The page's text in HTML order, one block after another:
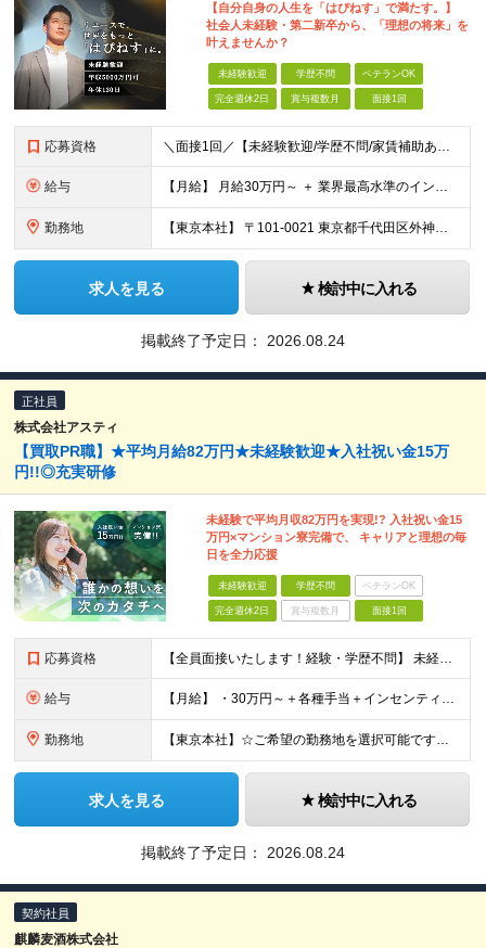
【自分自身の人生を「はぴねす」で満たす。】
社会人未経験・第二新卒から、「理想の将来」を
叶えませんか？
未経験歓迎 学歴不問 ベテランOK
完全週休2日 賞与複数月 面接1回
応募資格 ＼面接1回／【未経験歓迎/学歴不問/家賃補助あり】 社会人デビューや、ここからのキャリアアップを実現したい方 人柄を重視した採用を行っています。 書類選考は厳格ではなく、面接は基本1回！ スピーディ
給与 【月給】 月給30万円～ ＋ 業界最高水準のインセンティブ ＋ 各種手当 「稼がせたい」という会社の想いから、還元率は粗利の10～28％に設定。 頑張りがそのまま月収に直結する、嘘のない給与体系です
勤務地 【東京本社】 〒101-0021 東京都千代田区外神田5-2-3 ┗最寄駅：御徒町駅／秋葉原駅 ┗受動喫煙対策：屋内禁煙 ■その他：神奈川県、埼玉県、千葉県や全国への出張もあり ※転居を伴う転勤は
求人を見る 検討中に入れる
掲載終了予定日： 2026.08.24
正社員
株式会社アスティ
【買取PR職】★平均月給82万円★未経験歓迎★入社祝い金15万
円!!◎充実研修
未経験で平均月収82万円を実現!? 入社祝い金15
万円×マンション寮完備で、 キャリアと理想の毎
日を全力応援
未経験歓迎 学歴不問 ベテランOK
完全週休2日 賞与複数月 面接1回
応募資格 【全員面接いたします！経験・学歴不問】 未経験から稼ぎたい人＜第二新卒・社会人デビュー歓迎＞ ☆職種・業種未経験歓迎！未経験から稼げる環境です。 ◇人柄・意欲重視の選考！◇ 面接はお互いのことを知
給与 【月給】 ・30万円～＋各種手当＋インセンティブ ・試用期間(6ヶ月) ※固定残業代は、時間外労働の有無に関わらず月34時間分を月5.6万円支給 ※上記を超える時間外労働分は追加で支給 ※試用期間中の
勤務地 【東京本社】☆ご希望の勤務地を選択可能です！U・Iターン歓迎 〒171-0021 東京都豊島区西池袋２丁目３９－８ ■新宿営業所 「新宿御苑前駅」より徒歩5分、「新宿三丁目駅」より徒歩8分 東京都新
求人を見る 検討中に入れる
掲載終了予定日： 2026.08.24
契約社員
麒麟麦酒株式会社